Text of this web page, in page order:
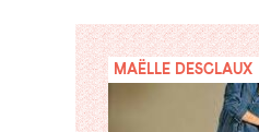
MAËLLE DESCLAUX